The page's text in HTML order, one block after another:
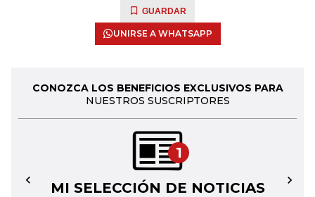
GUARDAR
UNIRSE A WHATSAPP
CONOZCA LOS BENEFICIOS EXCLUSIVOS PARA
NUESTROS SUSCRIPTORES
1
MI SELECCIÓN DE NOTICIAS
← →